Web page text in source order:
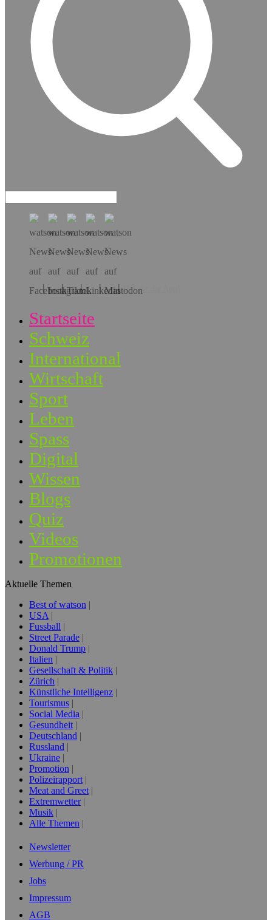
Hol dir die App!
Startseite
Schweiz
International
Wirtschaft
Sport
Leben
Spass
Digital
Wissen
Blogs
Quiz
Videos
Promotionen
Aktuelle Themen
Best of watson
USA
Fussball
Street Parade
Donald Trump
Italien
Gesellschaft & Politik
Zürich
Künstliche Intelligenz
Tourismus
Social Media
Gesundheit
Deutschland
Russland
Ukraine
Promotion
Polizeirapport
Meat and Greet
Extremwetter
Musik
Alle Themen
Newsletter
Werbung / PR
Jobs
Impressum
AGB